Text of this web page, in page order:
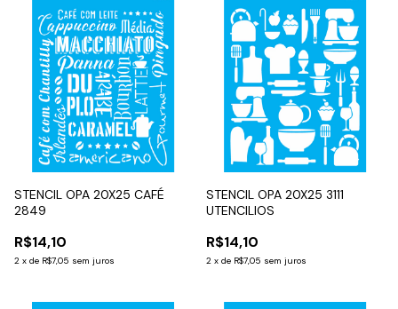
STENCIL OPA 20X25 CAFÉ
2849
R$14,10
2 x de R$7,05 sem juros
STENCIL OPA 20X25 3111
UTENCILIOS
R$14,10
2 x de R$7,05 sem juros